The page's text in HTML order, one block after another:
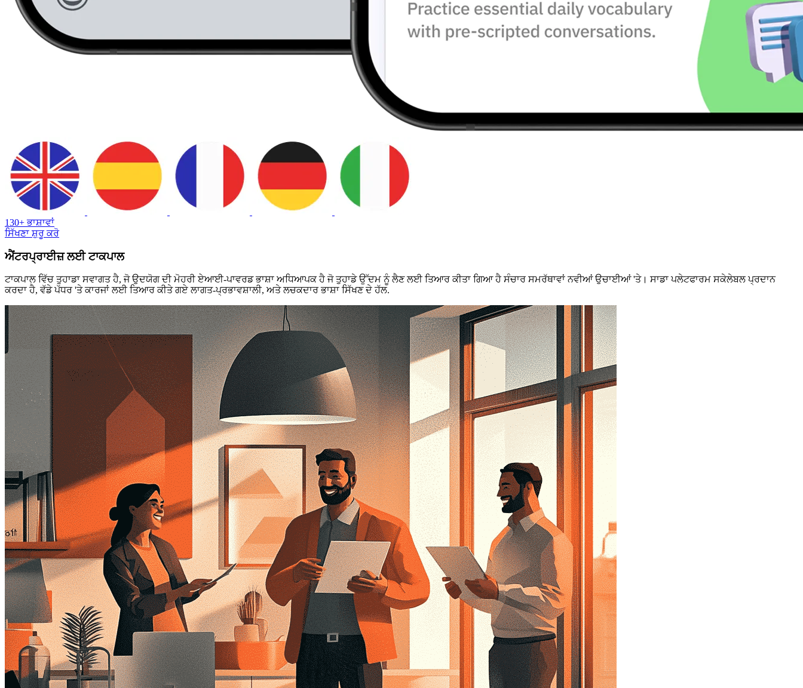
130+ ਭਾਸ਼ਾਵਾਂ
ਸਿੱਖਣਾ ਸ਼ੁਰੂ ਕਰੋ
ਐਂਟਰਪ੍ਰਾਈਜ਼ ਲਈ ਟਾਕਪਾਲ
ਟਾਕਪਾਲ ਵਿੱਚ ਤੁਹਾਡਾ ਸਵਾਗਤ ਹੈ, ਜੋ ਉਦਯੋਗ ਦੀ ਮੋਹਰੀ ਏਆਈ-ਪਾਵਰਡ ਭਾਸ਼ਾ ਅਧਿਆਪਕ ਹੈ ਜੋ ਤੁਹਾਡੇ ਉੱਦਮ ਨੂੰ ਲੈਣ ਲਈ ਤਿਆਰ ਕੀਤਾ ਗਿਆ ਹੈ ਸੰਚਾਰ ਸਮਰੱਥਾਵਾਂ ਨਵੀਆਂ ਉਚਾਈਆਂ 'ਤੇ। ਸਾਡਾ ਪਲੇਟਫਾਰਮ ਸਕੇਲੇਬਲ ਪ੍ਰਦਾਨ
ਕਰਦਾ ਹੈ, ਵੱਡੇ ਪੱਧਰ 'ਤੇ ਕਾਰਜਾਂ ਲਈ ਤਿਆਰ ਕੀਤੇ ਗਏ ਲਾਗਤ-ਪ੍ਰਭਾਵਸ਼ਾਲੀ, ਅਤੇ ਲਚਕਦਾਰ ਭਾਸ਼ਾ ਸਿੱਖਣ ਦੇ ਹੱਲ.